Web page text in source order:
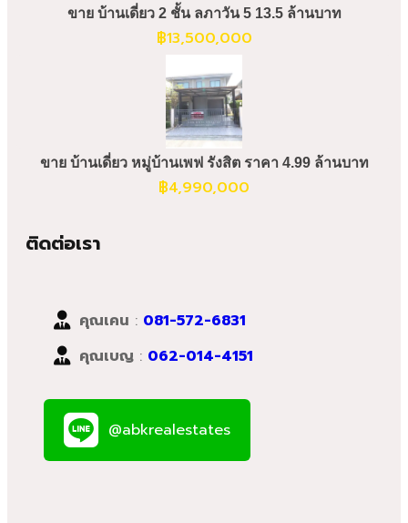
ขาย บ้านเดี่ยว 2 ชั้น ลภาวัน 5 13.5 ล้านบาท
฿13,500,000
ขาย บ้านเดี่ยว หมู่บ้านเพฟ รังสิต ราคา 4.99 ล้านบาท
฿4,990,000
ติดต่อเรา
คุณเคน : 081-572-6831
คุณเบญ : 062-014-4151
@abkrealestates